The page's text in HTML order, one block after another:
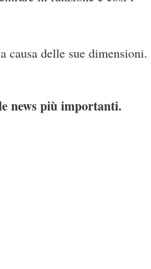
causa delle sue dimensioni.
news più importanti.